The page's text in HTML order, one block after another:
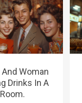
And Woman
Drinks In A
Room.